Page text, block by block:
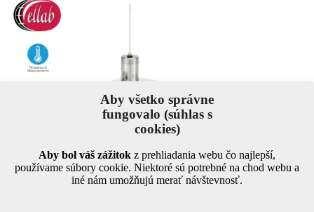
Aby všetko správne
fungovalo (súhlas s
cookies)
Aby bol váš zážitok z prehliadania webu čo najlepší,
používame súbory cookie. Niektoré sú potrebné na chod webu a
iné nám umožňujú merať návštevnosť.